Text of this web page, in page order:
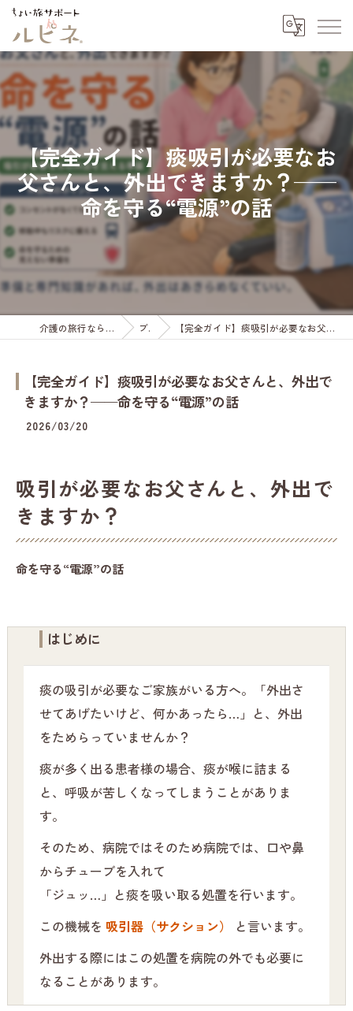
【完全ガイド】痰吸引が必要なお
父さんと、外出できますか？——
命を守る“電源”の話
介護の旅行ならちょい旅サポート ルピネ ブログ 【完全ガイド】痰吸引が必要なお父さんと、外出できますか？——命を守る“電源”の話
【完全ガイド】痰吸引が必要なお父さんと、外出で
きますか？——命を守る“電源”の話
2026/03/20
吸引が必要なお父さんと、外出で
きますか？
命を守る“電源”の話
はじめに
痰の吸引が必要なご家族がいる方へ。「外出さ
せてあげたいけど、何かあったら…」と、外出
をためらっていませんか？
痰が多く出る患者様の場合、痰が喉に詰まる
と、呼吸が苦しくなってしまうことがありま
す。
そのため、病院ではそのため病院では、口や鼻
からチューブを入れて
「ジュッ…」と痰を吸い取る処置を行います。
この機械を 吸引器（サクション）
と言います。
外出する際にはこの処置を病院の外でも必要に
なることがあります。